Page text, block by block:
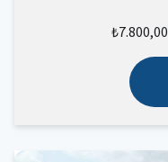
₺7.800,00